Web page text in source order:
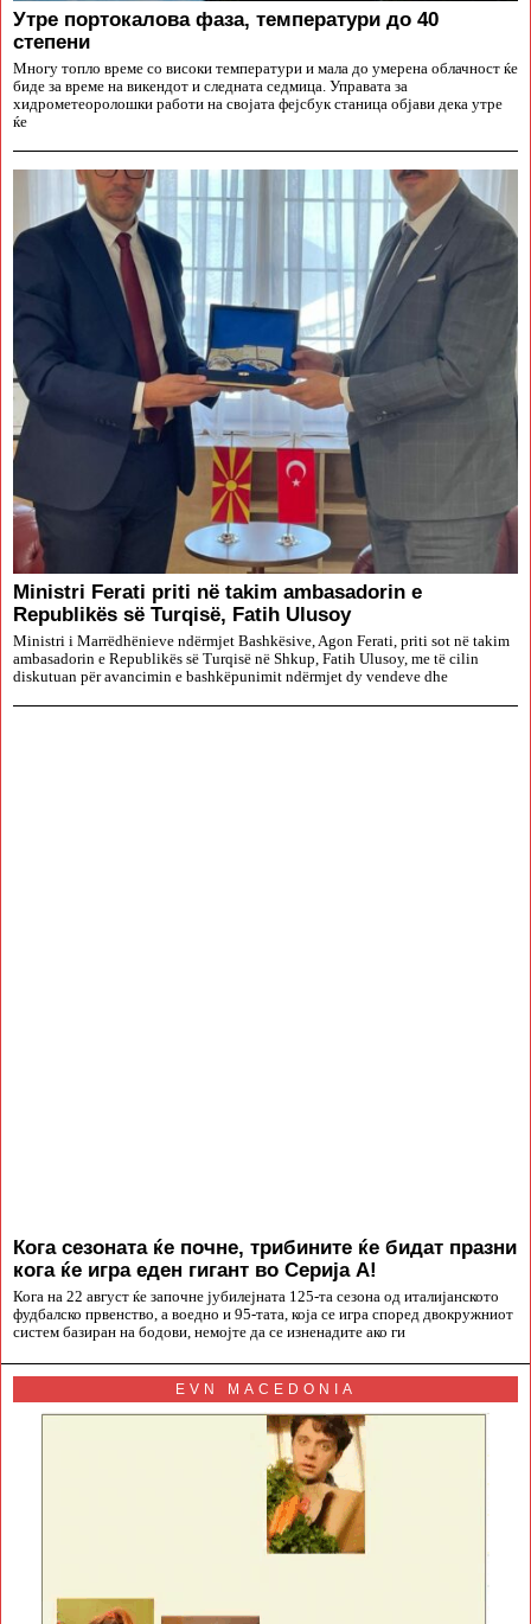
Утре портокалова фаза, температури до 40
степени
Многу топло време со високи температури и мала до умерена облачност ќе
биде за време на викендот и следната седмица. Управата за
хидрометеоролошки работи на својата фејсбук станица објави дека утре
ќе
Ministri Ferati priti në takim ambasadorin e
Republikës së Turqisë, Fatih Ulusoy
Ministri i Marrëdhënieve ndërmjet Bashkësive, Agon Ferati, priti sot në takim
ambasadorin e Republikës së Turqisë në Shkup, Fatih Ulusoy, me të cilin
diskutuan për avancimin e bashkëpunimit ndërmjet dy vendeve dhe
Кога сезоната ќе почне, трибините ќе бидат празни
кога ќе игра еден гигант во Серија А!
Кога на 22 август ќе започне јубилејната 125-та сезона од италијанското
фудбалско првенство, а воедно и 95-тата, која се игра според двокружниот
систем базиран на бодови, немојте да се изненадите ако ги
EVN MACEDONIA